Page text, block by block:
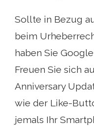
Sollte in Bezug
beim
haben Sie
Freuen Sie sich
Anniversary
wie der Like-
jemals Ihr